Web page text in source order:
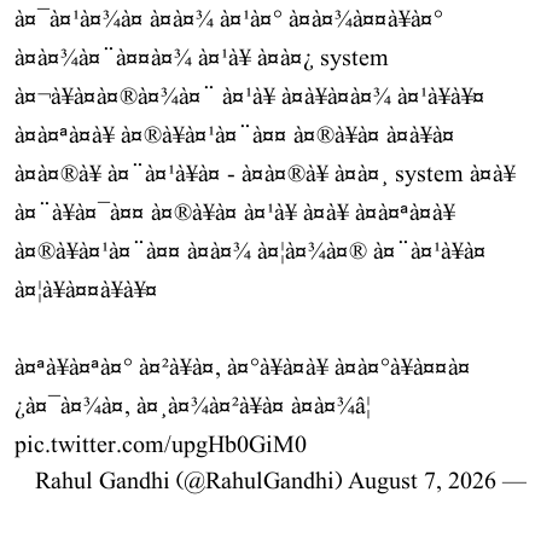
à¤¯à¤¹à¤¾à¤ à¤à¤¾ à¤¹à¤° à¤à¤¾à¤¤à¥à¤°
à¤à¤¾à¤¨à¤¤à¤¾ à¤¹à¥ à¤à¤¿ system
à¤¬à¥à¤à¤®à¤¾à¤¨ à¤¹à¥ à¤à¥à¤à¤¾ à¤¹à¥à¥¤
à¤à¤ªà¤à¥ à¤®à¥à¤¹à¤¨à¤¤ à¤®à¥à¤ à¤à¥à¤
à¤à¤®à¥ à¤¨à¤¹à¥à¤ - à¤à¤®à¥ à¤à¤¸ system à¤à¥
à¤¨à¥à¤¯à¤¤ à¤®à¥à¤ à¤¹à¥ à¤à¥ à¤à¤ªà¤à¥
à¤®à¥à¤¹à¤¨à¤¤ à¤à¤¾ à¤¦à¤¾à¤® à¤¨à¤¹à¥à¤
à¤¦à¥à¤¤à¥à¥¤
à¤ªà¥à¤ªà¤° à¤²à¥à¤, à¤°à¥à¤à¥ à¤­à¤°à¥à¤¤à¤
¿à¤¯à¤¾à¤, à¤¸à¤¾à¤²à¥à¤ à¤à¤¾â¦
pic.twitter.com/upgHb0GiM0
— Rahul Gandhi (@RahulGandhi)
August 7, 2026